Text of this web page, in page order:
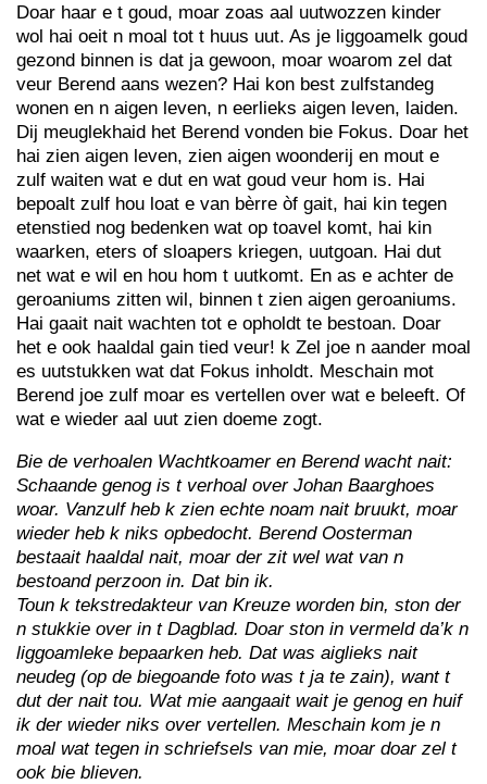
Doar haar e t goud, moar zoas aal uutwozzen kinder
wol hai oeit n moal tot t huus uut. As je liggoamelk goud
gezond binnen is dat ja gewoon, moar woarom zel dat
veur Berend aans wezen? Hai kon best zulfstandeg
wonen en n aigen leven, n eerlieks aigen leven, laiden.
Dij meuglekhaid het Berend vonden bie Fokus. Doar het
hai zien aigen leven, zien aigen woonderij en mout e
zulf waiten wat e dut en wat goud veur hom is. Hai
bepoalt zulf hou loat e van bèrre òf gait, hai kin tegen
etenstied nog bedenken wat op toavel komt, hai kin
waarken, eters of sloapers kriegen, uutgoan. Hai dut
net wat e wil en hou hom t uutkomt. En as e achter de
geroaniums zitten wil, binnen t zien aigen geroaniums.
Hai gaait nait wachten tot e opholdt te bestoan. Doar
het e ook haaldal gain tied veur! k Zel joe n aander moal
es uutstukken wat dat Fokus inholdt. Meschain mot
Berend joe zulf moar es vertellen over wat e beleeft. Of
wat e wieder aal uut zien doeme zogt.
Bie de verhoalen Wachtkoamer en Berend wacht nait:
Schaande genog is t verhoal over Johan Baarghoes
woar. Vanzulf heb k zien echte noam nait bruukt, moar
wieder heb k niks opbedocht. Berend Oosterman
bestaait haaldal nait, moar der zit wel wat van n
bestoand perzoon in. Dat bin ik.
Toun k tekstredakteur van Kreuze worden bin, ston der
n stukkie over in t Dagblad. Doar ston in vermeld da’k n
liggoamleke bepaarken heb. Dat was aiglieks nait
neudeg (op de biegoande foto was t ja te zain), want t
dut der nait tou. Wat mie aangaait wait je genog en huif
ik der wieder niks over vertellen. Meschain kom je n
moal wat tegen in schriefsels van mie, moar doar zel t
ook bie blieven.